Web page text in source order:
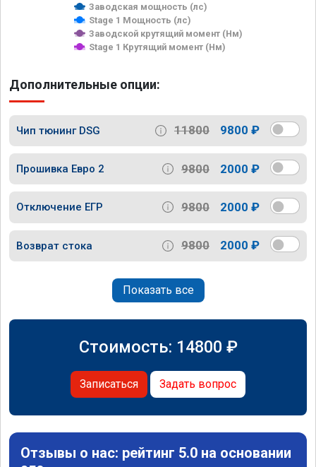
Заводская мощность (лс)
Stage 1 Мощность (лс)
Заводской крутящий момент (Нм)
Stage 1 Крутящий момент (Нм)
Дополнительные опции:
Чип тюнинг DSG 11800 9800 ₽
Прошивка Евро 2 9800 2000 ₽
Отключение ЕГР 9800 2000 ₽
Возврат стока 9800 2000 ₽
Показать все
Стоимость: 14800 ₽
Записаться Задать вопрос
Отзывы о нас: рейтинг 5.0 на основании